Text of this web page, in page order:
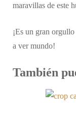
maravillas de este
¡Es un gran
a ver mundo!
También